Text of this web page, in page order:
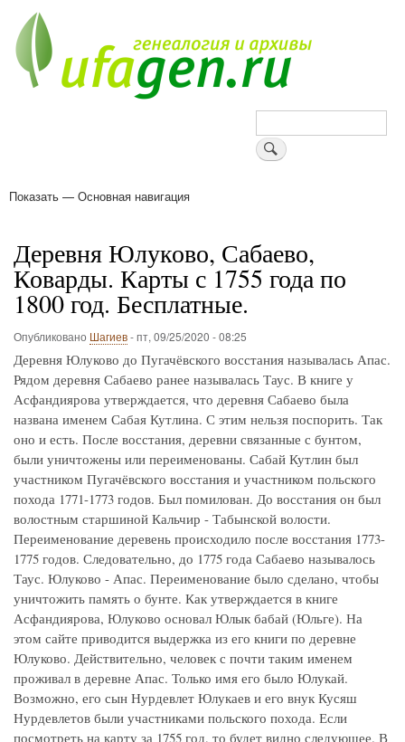
основному
содержанию
Поиск
Основная
Показать — Основная навигация
Деревня Юлуково, Сабаево,
Коварды. Карты с 1755 года по
1800 год. Бесплатные.
Опубликовано Шагиев-пт, 09/25/2020 - 08:25
Деревня Юлуково до Пугачёвского восстания называлась Апас.
Рядом деревня Сабаево ранее называлась Таус. В книге у
Асфандиярова утверждается, что деревня Сабаево была
названа именем Сабая Кутлина. С этим нельзя поспорить. Так
оно и есть. После восстания, деревни связанные с бунтом,
были уничтожены или переименованы. Сабай Кутлин был
участником Пугачёвского восстания и участником польского
похода 1771-1773 годов. Был помилован. До восстания он был
волостным старшиной Кальчир - Табынской волости.
Переименование деревень происходило после восстания 1773-
1775 годов. Следовательно, до 1775 года Сабаево называлось
Таус. Юлуково - Апас. Переименование было сделано, чтобы
уничтожить память о бунте. Как утверждается в книге
Асфандиярова, Юлуково основал Юлык бабай (Юльге). На
этом сайте приводится выдержка из его книги по деревне
Юлуково. Действительно, человек с почти таким именем
проживал в деревне Апас. Только имя его было Юлукай.
Возможно, его сын Нурдевлет Юлукаев и его внук Кусяш
Нурдевлетов были участниками польского похода. Если
посмотреть на карту за 1755 год, то будет видно следующее. В